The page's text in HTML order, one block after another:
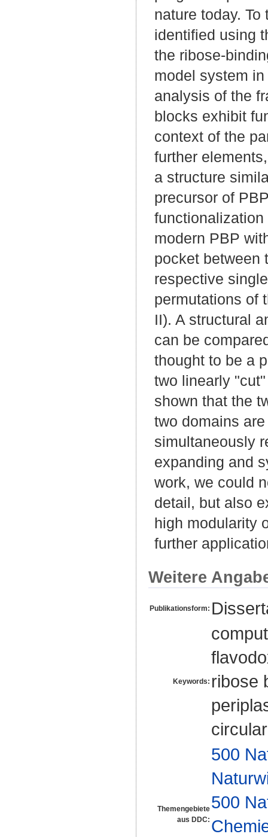
nature today.
identified using
the ribose-
model system
analysis of the
blocks exhibit
context of the
further
a structure
precursor of
modern PBP
pocket between
respective
permutations of
II). A structural
can be
thought to be a
two linearly
shown that the
two domains
simultaneously
expanding and
work, we could
detail, but also
high modularity
further
Weitere
Publikationsform:
Keywords: ribose
Themengebiete
aus DDC:
500
500